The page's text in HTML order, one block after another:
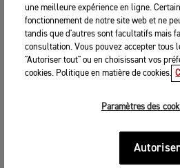
une meilleure expérience en ligne.
fonctionnement de notre site web et ne
tandis que d'autres sont facultatifs mais
consultation. Vous pouvez accepter tous
"Autoriser tout" ou en choisissant vos
cookies. Politique en matière de cookies.
Paramètres des